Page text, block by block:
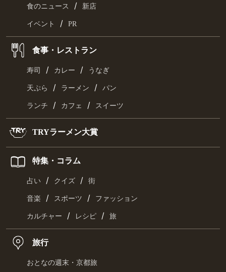
食のニュース / 新店
イベント / PR
食事・レストラン
寿司 / カレー / うなぎ
天ぷら / ラーメン / パン
ランチ / カフェ / スイーツ
TRYラーメン大賞
特集・コラム
占い / クイズ / 街
音楽 / スポーツ / ファッション
カルチャー / レシピ / 旅
旅行
おとなの週末・京都旅